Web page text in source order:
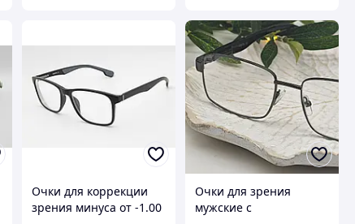
Очки для коррекции
зрения минуса от -1.00
Очки для зрения
мужские с